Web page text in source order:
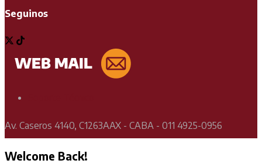
Seguinos
Av. Caseros 4140, C1263AAX - CABA - 011 4925-0956
Welcome Back!